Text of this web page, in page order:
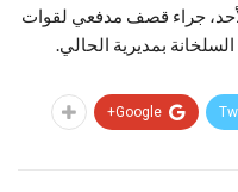
جراء قصف مدفعي لقوات
بمديرية الحالي.
Google+